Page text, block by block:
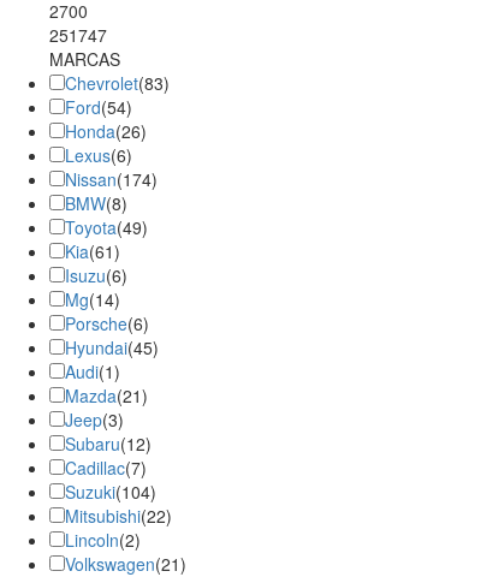
MARCAS
Chevrolet(83)
Ford(54)
Honda(26)
Lexus(6)
Nissan(174)
BMW(8)
Toyota(49)
Kia(61)
Isuzu(6)
Mg(14)
Porsche(6)
Hyundai(45)
Audi(1)
Mazda(21)
Jeep(3)
Subaru(12)
Cadillac(7)
Suzuki(104)
Mitsubishi(22)
Lincoln(2)
Volkswagen(21)